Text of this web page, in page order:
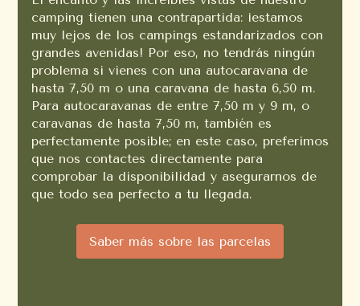
camping tienen una contrapartida: ¡estamos
muy lejos de los campings estandarizados con
grandes avenidas! Por eso, no tendrás ningún
problema si vienes con una autocaravana de
hasta 7,50 m o una caravana de hasta 6,50 m.
Para autocaravanas de entre 7,50 m y 9 m, o
caravanas de hasta 7,50 m, también es
perfectamente posible; en este caso, preferimos
que nos contactes directamente para
comprobar la disponibilidad y asegurarnos de
que todo sea perfecto a tu llegada.
Saber más sobre las parcelas